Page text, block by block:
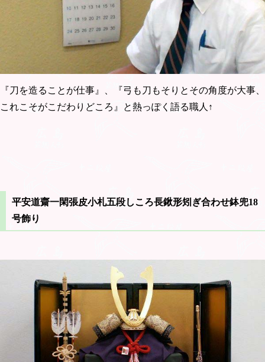
『刀を造ることが仕事』、『弓も刀もそりとその角度が大事、
これこそがこだわりどころ』と熱っぽく語る職人↑
平安道齋一閑張皮小札五段しころ長鍬形矧ぎ合わせ鉢兜18
号飾り